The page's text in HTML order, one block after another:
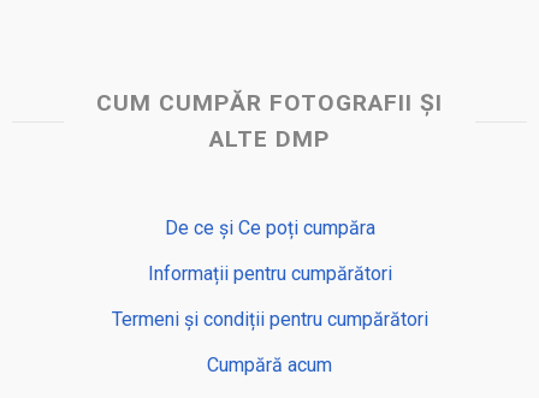
CUM CUMPĂR FOTOGRAFII ȘI
ALTE DMP
De ce și Ce poți cumpăra
Informații pentru cumpărători
Termeni și condiții pentru cumpărători
Cumpără acum